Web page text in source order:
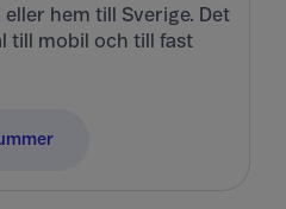
hem till Sverige. Det
till mobil och till fast